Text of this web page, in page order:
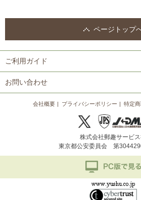
ページトップ
ご利用ガイド
お問い合わせ
会社概要 プライバシーポリシー 特定
株式会社郵趣サービ
東京都公安委員会 第